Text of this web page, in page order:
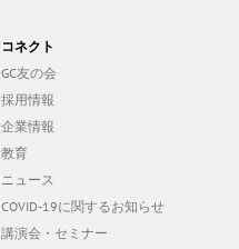
コネクト
GC友の会
採用情報
企業情報
教育
ニュース
COVID-19に関するお知らせ
講演会・セミナー